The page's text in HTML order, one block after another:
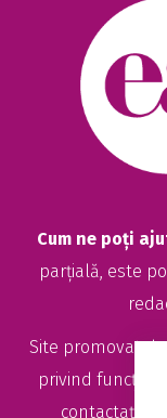
Cum ne poți
parțială, este
Site promovat
privind
contactați la